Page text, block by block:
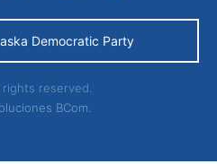
Democratic Party
reserved.
BCom.